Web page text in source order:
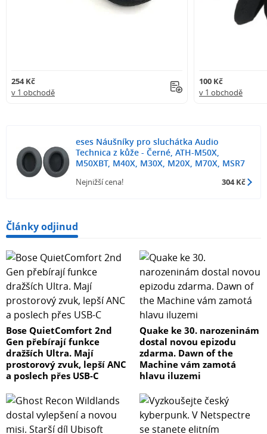
254 Kč
v 1 obchodě
100 Kč
v 1 obchodě
eses Náušníky pro sluchátka Audio
Technica z kůže - Černé, ATH-M50X,
M50XBT, M40X, M30X, M20X, M70X, MSR7
Nejnižší cena! 304 Kč
Články odjinud
Bose QuietComfort 2nd
Gen přebírají funkce
dražších Ultra. Mají
prostorový zvuk, lepší ANC
a poslech přes USB-C
Quake ke 30. narozeninám
dostal novou epizodu
zdarma. Dawn of the
Machine vám zamotá
hlavu iluzemi